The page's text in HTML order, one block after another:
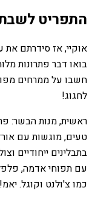
התפריט
אוקיי, אז סידרתם את
בואו דבר פתרונות
חשבו על ממרחים
לחגוג!
ראשית, מנות הבשר:
טעים, מוגשות עם
בתבלינים ייחודיים
עם תפוחי אדמה,
כמו צ'ולנט וקוגל. יאמ!